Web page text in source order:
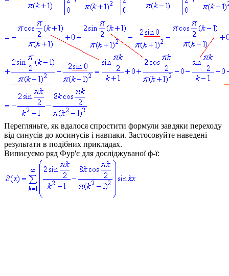
Перегляньте, як вдалося спростити формули завдяки переходу
від синусів до косинусів і навпаки. Застосовуйте наведені
результати в подібних прикладах.
Виписуємо ряд Фур'є для досліджуваної ф-ї: